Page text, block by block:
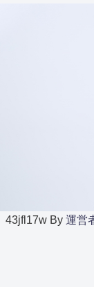
43jfl17w By 運営